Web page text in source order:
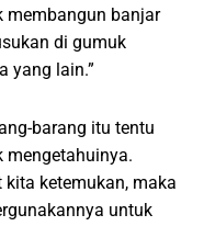
membangun banjar
di gumuk
yang lain.”
barang itu tentu
mengetahuinya.
ketemukan, maka
untuk